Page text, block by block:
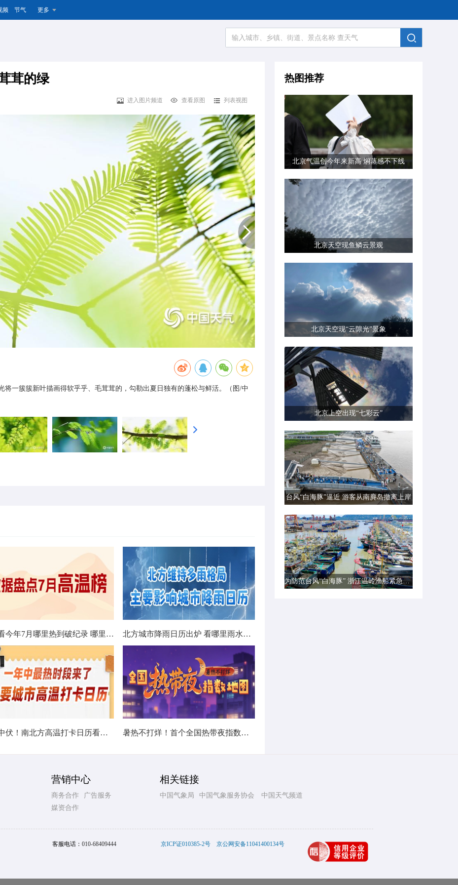
频 节气 更多
茸的绿
进入图片频道 查看原图 列表视图
将一簇簇新叶描画得软乎乎、毛茸茸的，勾勒出夏日独有的蓬松与鲜活。（图/中
数据看今年7月哪里热到破纪录 哪里暑热连轴转 北方城市降雨日历出炉 看哪里雨水超长待机
热在中伏！南北方高温打卡日历看哪里热力持久 暑热不打烊！首个全国热带夜指数地图发布
热图推荐
北京气温创今年来新高 焖蒸感不下线
北京天空现鱼鳞云景观
北京天空现“云隙光”景象
北京上空出现“七彩云”
台风“白海豚”逼近 游客从南麂岛撤离上岸
为防范台风“白海豚” 浙江温岭渔船紧急转港避风
营销中心
商务合作
广告服务
媒资合作
相关链接
中国气象局 中国气象服务协会 中国天气频道
客服电话： 010-68409444 京ICP证010385-2号 京公网安备11041400134号